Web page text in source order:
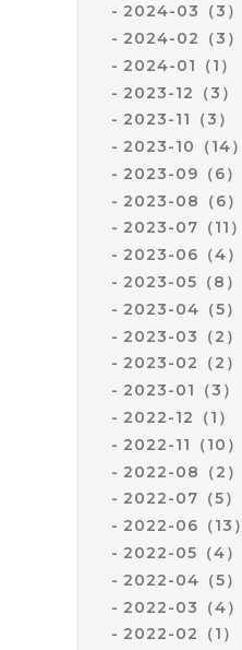
2024-03（3）
2024-02（3）
2024-01（1）
2023-12（3）
2023-11（3）
2023-10（14）
2023-09（6）
2023-08（6）
2023-07（11）
2023-06（4）
2023-05（8）
2023-04（5）
2023-03（2）
2023-02（2）
2023-01（3）
2022-12（1）
2022-11（10）
2022-08（2）
2022-07（5）
2022-06（13）
2022-05（4）
2022-04（5）
2022-03（4）
2022-02（1）